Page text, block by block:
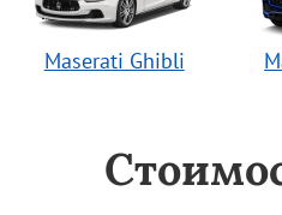
Maserati Ghibli